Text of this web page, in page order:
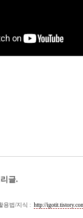
글.
용법/지식 : http://